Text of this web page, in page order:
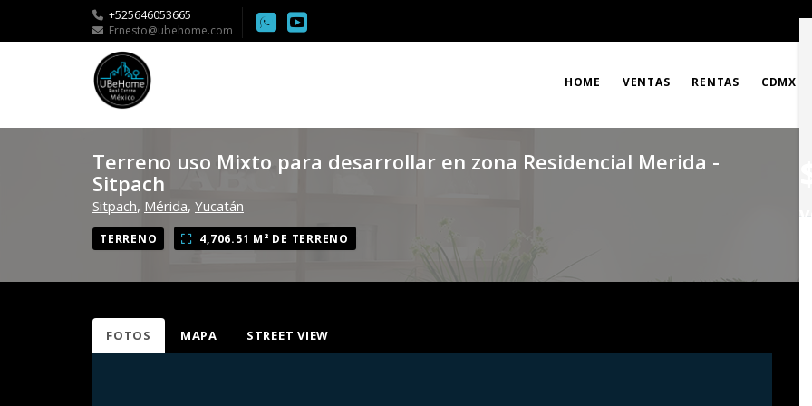
+525646053665
Ernesto@ubehome.com
HOME VENTAS RENTAS CDMX
Terreno uso Mixto para desarrollar en zona Residencial Merida -
Sitpach
Sitpach, Mérida, Yucatán
TERRENO 4,706.51 M² DE TERRENO
FOTOS MAPA STREET VIEW